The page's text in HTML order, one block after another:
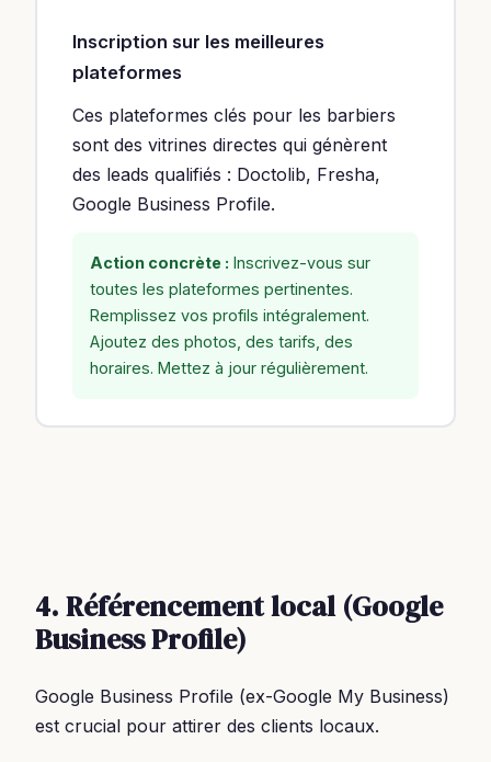
Inscription sur les meilleures
plateformes
Ces plateformes clés pour les barbiers
sont des vitrines directes qui génèrent
des leads qualifiés : Doctolib, Fresha,
Google Business Profile.
Action concrète : Inscrivez-vous sur
toutes les plateformes pertinentes.
Remplissez vos profils intégralement.
Ajoutez des photos, des tarifs, des
horaires. Mettez à jour régulièrement.
4. Référencement local (Google
Business Profile)
Google Business Profile (ex-Google My Business)
est crucial pour attirer des clients locaux.